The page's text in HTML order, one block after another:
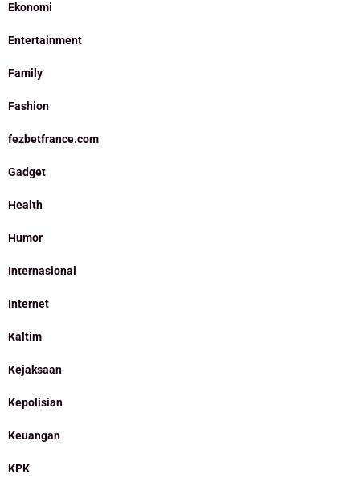
Ekonomi
Entertainment
Family
Fashion
fezbetfrance.com
Gadget
Health
Humor
Internasional
Internet
Kaltim
Kejaksaan
Kepolisian
Keuangan
KPK